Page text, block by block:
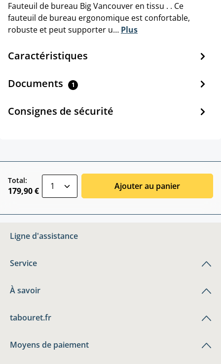
Fauteuil de bureau Big Vancouver en tissu . . Ce
fauteuil de bureau ergonomique est confortable,
robuste et peut supporter u… Plus
Caractéristiques
Documents 1
Consignes de sécurité
Total:
179,90 € Ajouter au panier
Ligne d'assistance
Service
À savoir
tabouret.fr
Moyens de paiement